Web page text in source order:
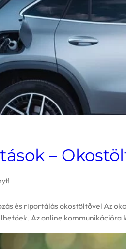
–
és riportálás okostöltővel Az
Az online